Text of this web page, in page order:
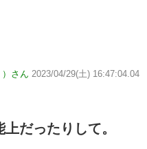
さん 2023/04/29(土) 16:47:04.04
だったりして。